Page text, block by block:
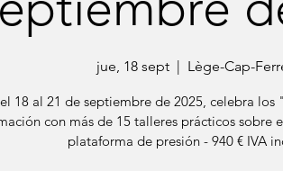
jue, 18 sept Lège-Cap-
18 al 21 de septiembre de 2025, celebra
con más de 15 talleres prácticos sobre
plataforma de presión - 940 € IVA